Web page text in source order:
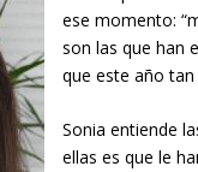
ese momento:
son las que han
que este año
Sonia entiende
ellas es que le